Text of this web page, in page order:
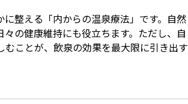
整える「内からの温泉療法」です。自然
の健康維持にも役立ちます。ただし、自
ことが、飲泉の効果を最大限に引き出す